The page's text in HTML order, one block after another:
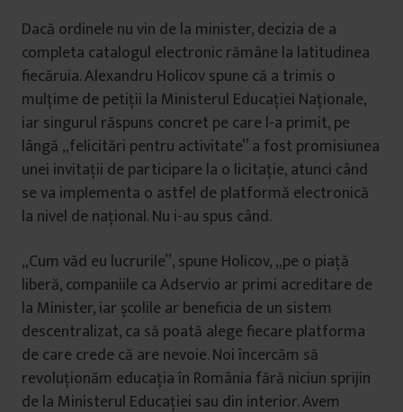
Dacă ordinele nu vin de la minister, decizia de a
completa catalogul electronic rămâne la latitudinea
fiecăruia. Alexandru Holicov spune că a trimis o
mulțime de petiții la Ministerul Educației Naționale,
iar singurul răspuns concret pe care l-a primit, pe
lângă „felicitări pentru activitate” a fost promisiunea
unei invitații de participare la o licitație, atunci când
se va implementa o astfel de platformă electronică
la nivel de național. Nu i-au spus când.
„Cum văd eu lucrurile”, spune Holicov, „pe o piață
liberă, companiile ca Adservio ar primi acreditare de
la Minister, iar școlile ar beneficia de un sistem
descentralizat, ca să poată alege fiecare platforma
de care crede că are nevoie. Noi încercăm să
revoluționăm educația în România fără niciun sprijin
de la Ministerul Educației sau din interior. Avem